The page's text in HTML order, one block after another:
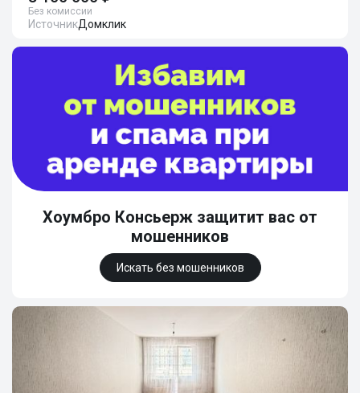
Без комиссии
ИсточникДомклик
Хоумбро Консьерж защитит вас от
мошенников
Искать без мошенников